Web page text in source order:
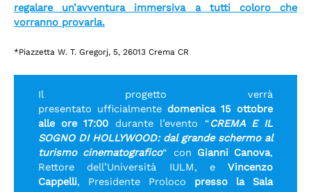
regalare un’avventura immersiva a tutti coloro che
vorranno provarla.
*Piazzetta W. T. Gregorj, 5, 26013 Crema CR
Il progetto verrà
presentato ufficialmente domenica 15 ottobre
alle ore 17:00 durante l’evento “CREMA E IL
SOGNO DI HOLLYWOOD: dal grande schermo al
turismo cinematografico“ con Gianni Canova,
Rettore dell’Università IULM, eVincenzo
Cappelli, Presidente Proloco presso la Sala